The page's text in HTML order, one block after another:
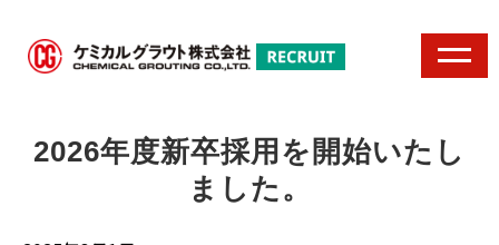
2026年度新卒採用を開始いたし
ました。